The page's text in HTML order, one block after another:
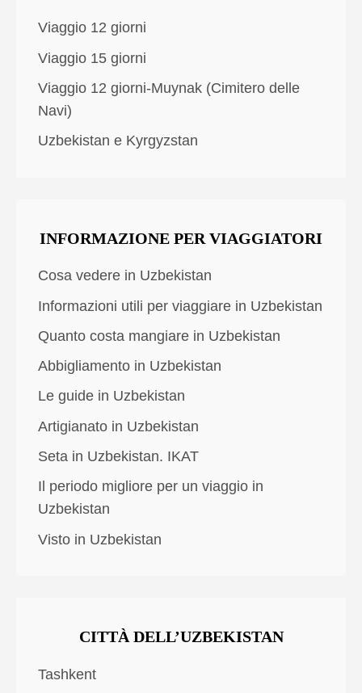
Viaggio 12 giorni
Viaggio 15 giorni
Viaggio 12 giorni-Muynak (Cimitero delle
Navi)
Uzbekistan e Kyrgyzstan
INFORMAZIONE PER VIAGGIATORI
Cosa vedere in Uzbekistan
Informazioni utili per viaggiare in Uzbekistan
Quanto costa mangiare in Uzbekistan
Abbigliamento in Uzbekistan
Le guide in Uzbekistan
Artigianato in Uzbekistan
Seta in Uzbekistan. IKAT
Il periodo migliore per un viaggio in
Uzbekistan
Visto in Uzbekistan
CITTÀ DELL’UZBEKISTAN
Tashkent